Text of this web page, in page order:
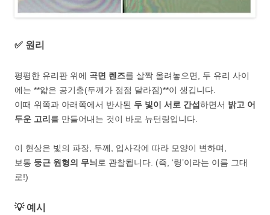
✅ 원리
평평한 유리판 위에 곡면 렌즈를 살짝 올려놓으면, 두 유리 사이
에는 **얇은 공기층(두께가 점점 달라짐)**이 생깁니다.
이때 위쪽과 아래쪽에서 반사된 두 빛이 서로 간섭하면서 밝고 어
두운 고리 를 만들어내는 것이 바로 뉴턴링입니다.
이 현상은 빛의 파장, 두께, 입사각에 따라 모양이 변하며,
보통 둥근 원형의 무늬 로 관찰됩니다. (즉, ‘링’이라는 이름 그대
로!)
💡 예시